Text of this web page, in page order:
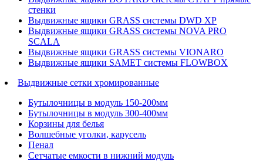
стенки
Выдвижные ящики GRASS системы DWD XP
Выдвижные ящики GRASS системы NOVA PRO
SCALA
Выдвижные ящики GRASS системы VIONARO
Выдвижные ящики SAMET системы FLOWBOX
Выдвижные сетки хромированные
Бутылочницы в модуль 150-200мм
Бутылочницы в модуль 300-400мм
Корзины для белья
Волшебные уголки, карусель
Пенал
Cетчатые емкости в нижний модуль